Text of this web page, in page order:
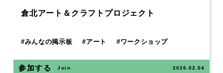
倉北アート＆クラフトプロジェクト
#みんなの掲示板 #アート #ワークショップ
参加する Join 2026.02.04